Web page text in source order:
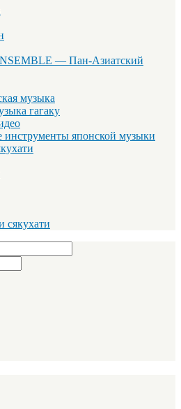
— Пан-Азиатский
музыка
гагаку
японской музыки
сякухати